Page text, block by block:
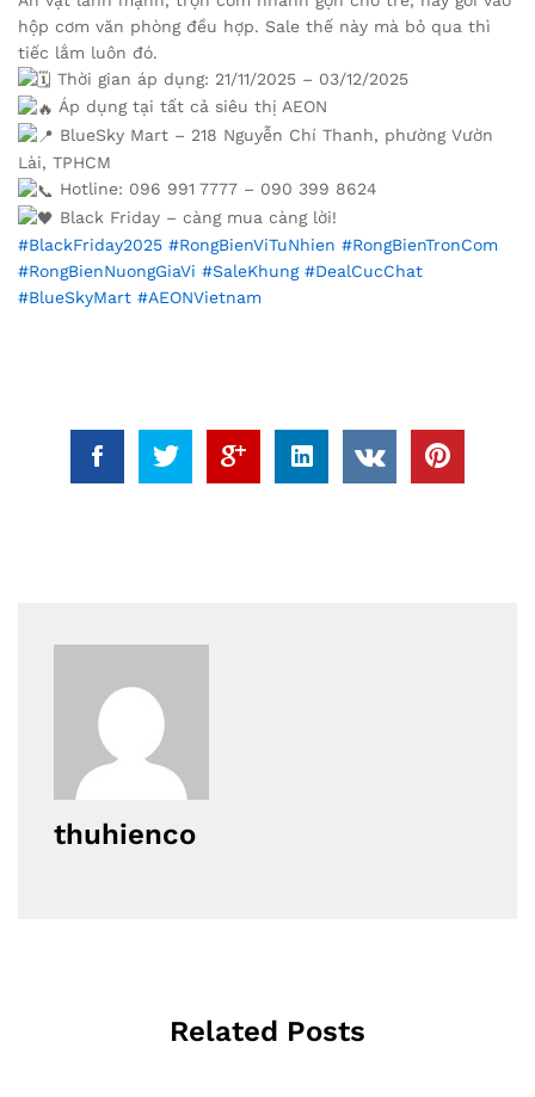
hộp cơm văn phòng đều hợp. Sale thế này mà bỏ qua thì
tiếc lắm luôn đó.
Thời gian áp dụng: 21/11/2025 – 03/12/2025
Áp dụng tại tất cả siêu thị AEON
BlueSky Mart – 218 Nguyễn Chí Thanh, phường Vườn
Lài, TPHCM
Hotline: 096 991 7777 – 090 399 8624
Black Friday – càng mua càng lời!
#BlackFriday2025 #RongBienViTuNhien #RongBienTronCom
#RongBienNuongGiaVi #SaleKhung #DealCucChat
#BlueSkyMart #AEONVietnam
thuhienco
Related Posts